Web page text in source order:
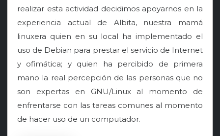
realizar esta actividad decidimos apoyarnos en la
experiencia actual de Albita, nuestra mamá
linuxera quien en su local ha implementado el
uso de Debian para prestar el servicio de Internet
y ofimática; y quien ha percibido de primera
mano la real percepción de las personas que no
son expertas en GNU/Linux al momento de
enfrentarse con las tareas comunes al momento
de hacer uso de un computador.